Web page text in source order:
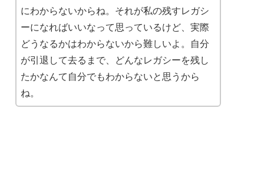
にわからないからね。それが私の残すレガシ
ーになればいいなって思っているけど、実際
どうなるかはわからないから難しいよ。自分
が引退して去るまで、どんなレガシーを残し
たかなんて自分でもわからないと思うから
ね。